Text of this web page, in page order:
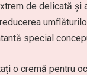
de delicată și
special
o cremă pentru